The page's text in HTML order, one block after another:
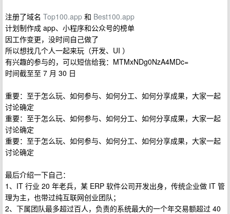
注册了域名 Top100.app 和 Best100.app
计划制作成 app、小程序和公众号的榜单
因工作变更，没时间自己做了
所以想找几个人一起来玩（开发、UI ）
有兴趣的参与的，可以短信给我：MTMxNDg0NzA4MDc=
时间截至至 7 月 30 日
重要：至于怎么玩、如何参与、如何分工、如何分享成果，大家一起
讨论确定
重要：至于怎么玩、如何参与、如何分工、如何分享成果，大家一起
讨论确定
重要：至于怎么玩、如何参与、如何分工、如何分享成果，大家一起
讨论确定
最后介绍一下自己：
1、IT 行业 20 年老兵，某 ERP 软件公司开发出身，传统企业做 IT 管
理为主，也带过纯互联网创业团队；
2、下属团队最多超过百人，负责的系统最大的一个年交易额超过 40